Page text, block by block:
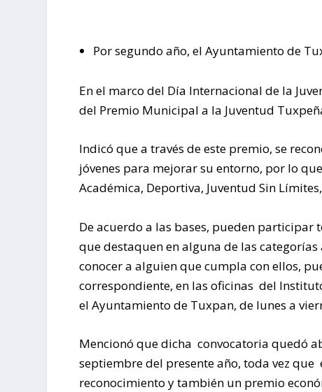
Por segundo año, el Ayuntamiento de
En el marco del Día Internacional de la
del Premio Municipal a la Juventud
Indicó que a través de este premio, se
jóvenes para mejorar su entorno, por lo
Académica, Deportiva, Juventud Sin
De acuerdo a las bases, pueden participar
que destaquen en alguna de las
conocer a alguien que cumpla con ellos,
correspondiente, en las oficinas del
el Ayuntamiento de Tuxpan, de lunes a
Mencionó que dicha convocatoria quedó
septiembre del presente año, toda vez
reconocimiento y también un premio